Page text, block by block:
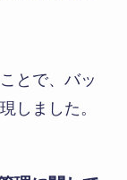
とで、バッ
しました。